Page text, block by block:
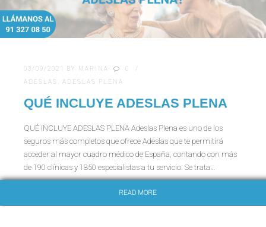
03/09/2021 BY MARINA
0
ADESLAS
ADESLAS PLENA
QUÉ INCLUYE ADESLAS PLENA
QUÉ INCLUYE ADESLAS PLENA Adeslas Plena es uno de los
seguros más completos que ofrece Adeslas que te permitirá
acceder al mayor cuadro médico de España, contando con más
de 190 clínicas y 1850 especialistas a tu servicio. Se trata…
READ MORE